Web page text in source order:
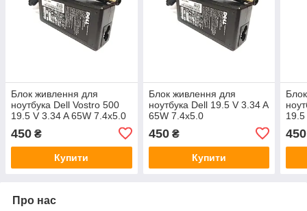
Блок живлення для
ноутбука Dell Vostro 500
19.5 V 3.34 A 65W 7.4x5.0
450 ₴
Купити
Блок живлення для
ноутбука Dell 19.5 V 3.34 A
65W 7.4x5.0
450₴
Купити
450
Про нас